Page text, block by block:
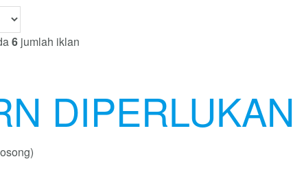
6 jumlah iklan
DIPERLUKAN